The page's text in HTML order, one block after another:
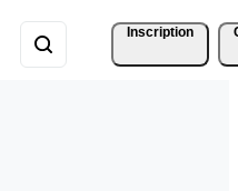
Inscription